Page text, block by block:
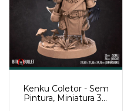
Kenku Coletor - Sem
Pintura, Miniatura 3D